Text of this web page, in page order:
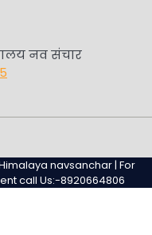
नव संचार
navsanchar | For
call Us:-8920664806